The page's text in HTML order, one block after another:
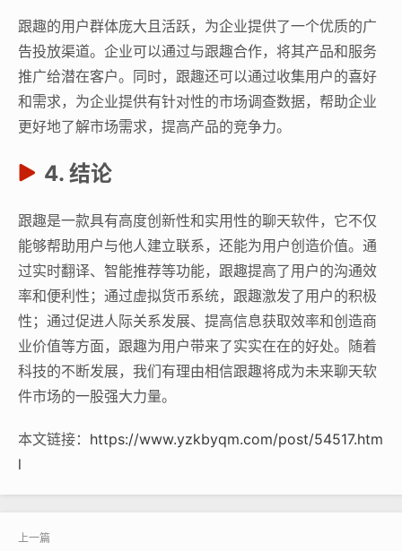
跟趣的用户群体庞大且活跃，为企业提供了一个优质的广
告投放渠道。企业可以通过与跟趣合作，将其产品和服务
推广给潜在客户。同时，跟趣还可以通过收集用户的喜好
和需求，为企业提供有针对性的市场调查数据，帮助企业
更好地了解市场需求，提高产品的竞争力。
4. 结论
跟趣是一款具有高度创新性和实用性的聊天软件，它不仅
能够帮助用户与他人建立联系，还能为用户创造价值。通
过实时翻译、智能推荐等功能，跟趣提高了用户的沟通效
率和便利性；通过虚拟货币系统，跟趣激发了用户的积极
性；通过促进人际关系发展、提高信息获取效率和创造商
业价值等方面，跟趣为用户带来了实实在在的好处。随着
科技的不断发展，我们有理由相信跟趣将成为未来聊天软
件市场的一股强大力量。
本文链接： https://www.yzkbyqm.com/post/54517.htm
l